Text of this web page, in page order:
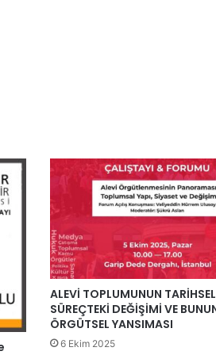
ALEVİ TOPLUMUNUN TARİHSEL
SÜREÇTEKİ DEĞİŞİMİ VE
ÖRGÜTSEL YANSIMASI
6 Ekim 2025